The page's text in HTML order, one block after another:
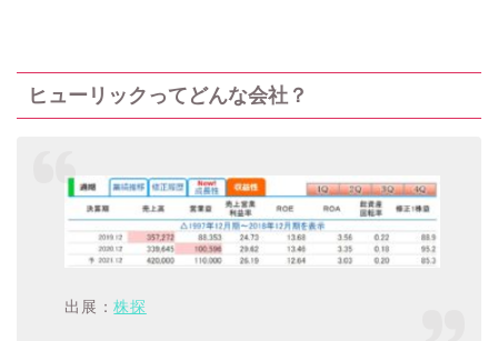
ヒューリックってどんな会社？
出展：株探